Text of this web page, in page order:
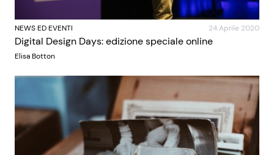
NEWS ED EVENTI 24 Aprile 2020
Digital Design Days: edizione speciale online
Elisa Botton